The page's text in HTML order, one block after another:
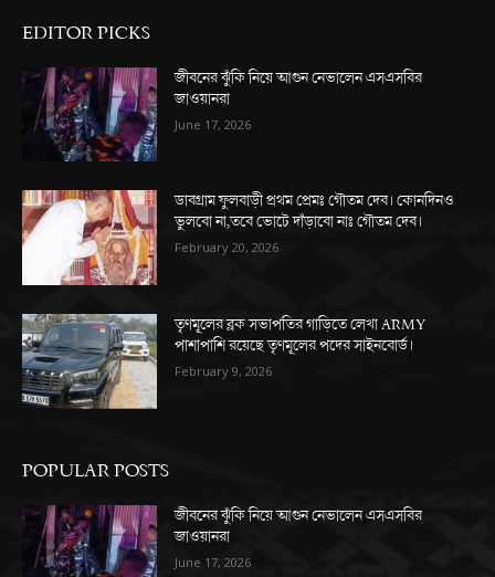
EDITOR PICKS
জীবনের ঝুঁকি নিয়ে আগুন নেভালেন এসএসবির
জাওয়ানরা
June 17, 2026
ডাবগ্রাম ফুলবাড়ী প্রথম প্রেমঃ গৌতম দেব। কোনদিনও
ভুলবো না,তবে ভোটে দাঁড়াবো নাঃ গৌতম দেব।
February 20, 2026
তৃণমূলের ব্লক সভাপতির গাড়িতে লেখা ARMY
পাশাপাশি রয়েছে তৃণমূলের পদের সাইনবোর্ড।
February 9, 2026
POPULAR POSTS
জীবনের ঝুঁকি নিয়ে আগুন নেভালেন এসএসবির
জাওয়ানরা
June 17, 2026